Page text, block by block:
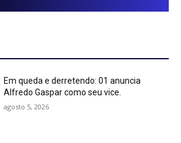
Em queda e derretendo: 01 anuncia
Alfredo Gaspar como seu vice.
agosto 5, 2026